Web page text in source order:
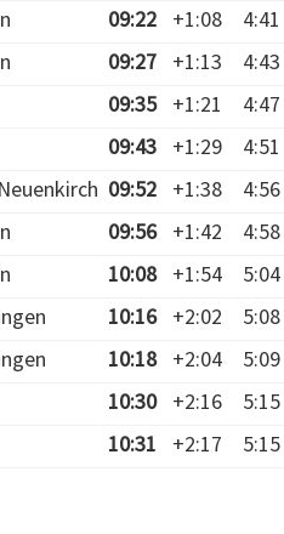
09:22 +1:08 4:41
09:27 +1:13 4:43
09:35 +1:21 4:47
09:43 +1:29 4:51
09:52 +1:38 4:56
09:56 +1:42 4:58
10:08 +1:54 5:04
10:16 +2:02 5:08
10:18 +2:04 5:09
10:30 +2:16 5:15
10:31 +2:17 5:15